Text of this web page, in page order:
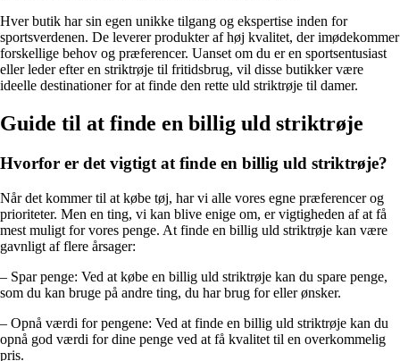
Hver butik har sin egen unikke tilgang og ekspertise inden for
sportsverdenen. De leverer produkter af høj kvalitet, der imødekommer
forskellige behov og præferencer. Uanset om du er en sportsentusiast
eller leder efter en striktrøje til fritidsbrug, vil disse butikker være
ideelle destinationer for at finde den rette uld striktrøje til damer.
Guide til at finde en billig uld striktrøje
Hvorfor er det vigtigt at finde en billig uld striktrøje?
Når det kommer til at købe tøj, har vi alle vores egne præferencer og
prioriteter. Men en ting, vi kan blive enige om, er vigtigheden af at få
mest muligt for vores penge. At finde en billig uld striktrøje kan være
gavnligt af flere årsager:
– Spar penge: Ved at købe en billig uld striktrøje kan du spare penge,
som du kan bruge på andre ting, du har brug for eller ønsker.
– Opnå værdi for pengene: Ved at finde en billig uld striktrøje kan du
opnå god værdi for dine penge ved at få kvalitet til en overkommelig
pris.